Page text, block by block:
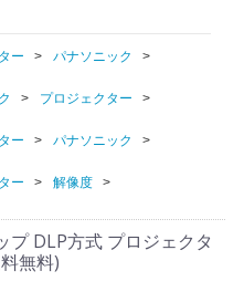
ー
パナソニック
プロジェクター
ー
パナソニック
ー
解像度
DLP方式 プロジェクタ
無料)